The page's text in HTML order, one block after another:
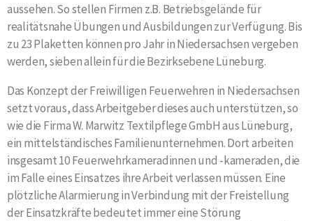
aussehen. So stellen Firmen z.B. Betriebsgelände für
realitätsnahe Übungen und Ausbildungen zur Verfügung. Bis
zu 23 Plaketten können pro Jahr in Niedersachsen vergeben
werden, sieben allein für die Bezirksebene Lüneburg.
Das Konzept der Freiwilligen Feuerwehren in Niedersachsen
setzt voraus, dass Arbeitgeber dieses auch unterstützen, so
wie die Firma W. Marwitz Textilpflege GmbH aus Lüneburg,
ein mittelständisches Familienunternehmen. Dort arbeiten
insgesamt 10 Feuerwehrkameradinnen und -kameraden, die
im Falle eines Einsatzes ihre Arbeit verlassen müssen. Eine
plötzliche Alarmierung in Verbindung mit der Freistellung
der Einsatzkräfte bedeutet immer eine Störung